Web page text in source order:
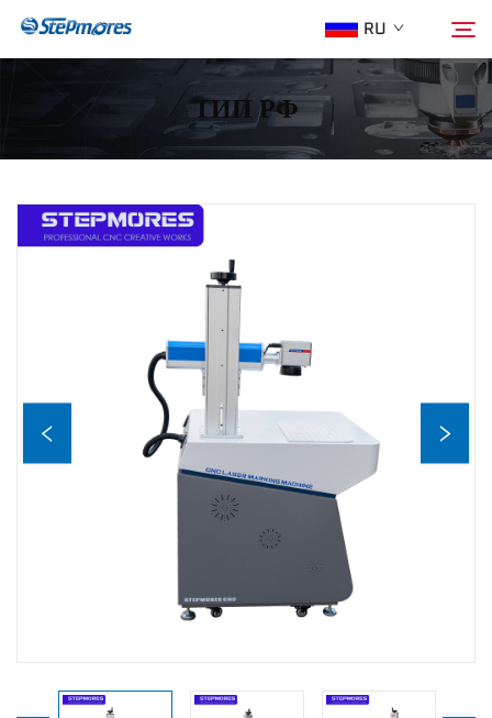
RU
Главная страница
О нас
Покупка
Видео
Поиск
ТИП РФ